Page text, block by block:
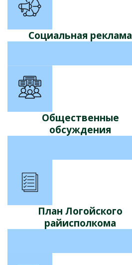
Социальная реклама
Общественные
обсуждения
План Логойского
райисполкома